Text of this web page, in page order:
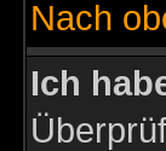
Nach
Ich